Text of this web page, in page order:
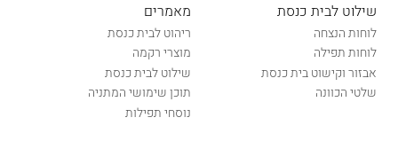
שילוט לבית כנסת
לוחות הנצחה
לוחות תפילה
אבזור וקישוט בית כנסת
שלטי הכוונה
מאמרים
ריהוט לבית כנסת
מוצרי רקמה
שילוט לבית כנסת
תוכן שימושי המתניה
נוסחי תפילות